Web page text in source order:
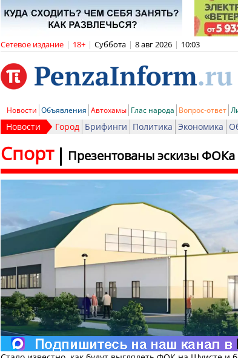
Сетевое издание | 18+ | Суббота | 8 авг 2026 | 10:03
Новости Объявления Автохамы Глас народа Вопрос-ответ
Новости Город Брифинги Политика Экономика
Презентованы эскизы
Спорт